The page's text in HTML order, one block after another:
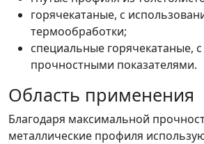
горячекатаные, с
термообработки;
специальные горячекатаные,
прочностными показателями.
Область применения
Благодаря максимальной
металлические профиля